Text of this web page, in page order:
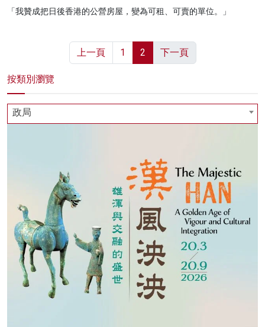
「我贊成把日後香港的公營房屋，變為可租、可賣的單位。」
上一頁 1 2 下一頁
按類別瀏覽
政局